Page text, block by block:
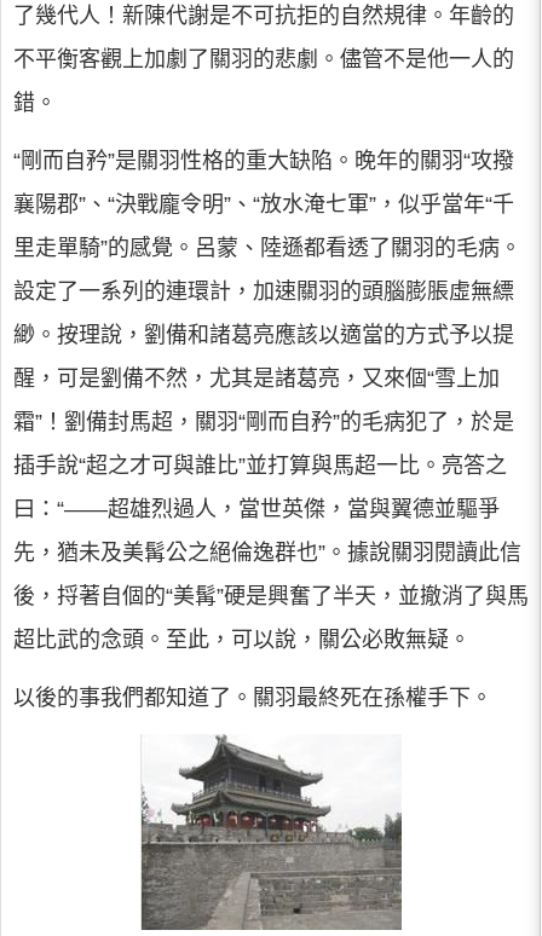
了幾代人！新陳代謝是不可抗拒的自然規律。年齡的
不平衡客觀上加劇了關羽的悲劇。儘管不是他一人的
錯。
“剛而自矜”是關羽性格的重大缺陷。晚年的關羽“攻撥
襄陽郡”、“決戰龐令明”、“放水淹七軍”，似乎當年“千
里走單騎”的感覺。呂蒙、陸遜都看透了關羽的毛病。
設定了一系列的連環計，加速關羽的頭腦膨脹虛無縹
緲。按理說，劉備和諸葛亮應該以適當的方式予以提
醒，可是劉備不然，尤其是諸葛亮，又來個“雪上加
霜”！劉備封馬超，關羽“剛而自矜”的毛病犯了，於是
插手說“超之才可與誰比”並打算與馬超一比。亮答之
曰：“——超雄烈過人，當世英傑，當與翼德並驅爭
先，猶未及美髯公之絕倫逸群也”。據說關羽閱讀此信
後，捋著自個的“美髯”硬是興奮了半天，並撤消了與馬
超比武的念頭。至此，可以說，關公必敗無疑。
以後的事我們都知道了。關羽最終死在孫權手下。